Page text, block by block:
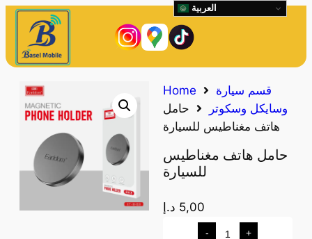
Home
قسم سيارة
وسايكل وسكوتر
حامل
هاتف مغناطيس للسيارة
حامل هاتف مغناطيس
للسيارة
5,00 د.إ
- +
العربية